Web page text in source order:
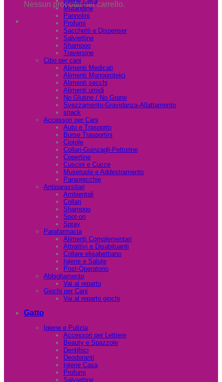
Nessun prodotto nel carrello.
Mutandine
Pannolini
Profumi
Sacchetti e Dispenser
Salviettine
Shampoo
Traversine
Cibo per cani
Alimenti Medicati
Alimenti Monoproteici
Alimenti secchi
Alimenti umidi
No Glutine / No Grano
Svezzamento-Gravidanza-Allattamento
snack
Accessori per Cani
Auto e Trasporto
Borse Trasportini
Ciotole
Collari-Guinzagli-Pettorine
Copertine
Cuscini e Cucce
Museruole e Addestramento
Paraorecchie
Antiparassitari
Ambientali
Collari
Shampoo
Spot-on
Spray
Parafarmacia
Alimenti Complementari
Attrattivi e Disabituanti
Collare elisabettiano
Igiene e Salute
Post-Operatorio
Abbigliamento
Vai al reparto
Giochi per Cani
Vai al reparto giochi
Gatto
Igiene e Pulizia
Accessori per Lettiere
Beauty e Spazzole
Dentifrici
Deodoranti
Igiene Casa
Profumi
Salviettine